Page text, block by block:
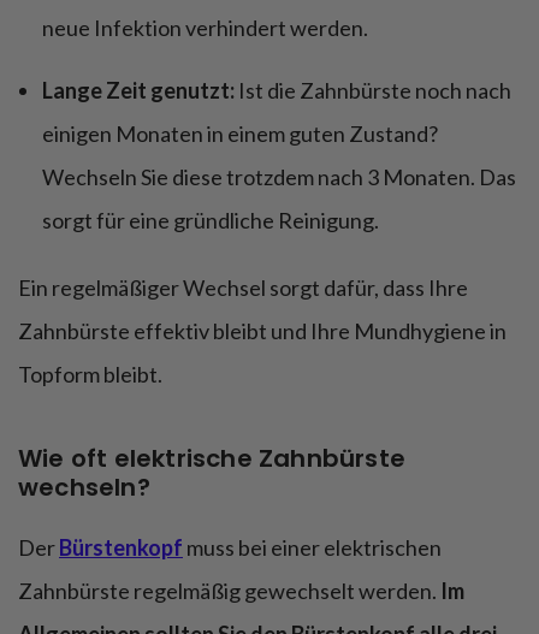
neue Infektion verhindert werden.
Lange Zeit genutzt: Ist die Zahnbürste noch nach
einigen Monaten in einem guten Zustand?
Wechseln Sie diese trotzdem nach 3 Monaten. Das
sorgt für eine gründliche Reinigung.
Ein regelmäßiger Wechsel sorgt dafür, dass Ihre
Zahnbürste effektiv bleibt und Ihre Mundhygiene in
Topform bleibt.
Wie oft elektrische Zahnbürste
wechseln?
DerBürstenkopf muss bei einer elektrischen
Zahnbürste regelmäßig gewechselt werden. Im